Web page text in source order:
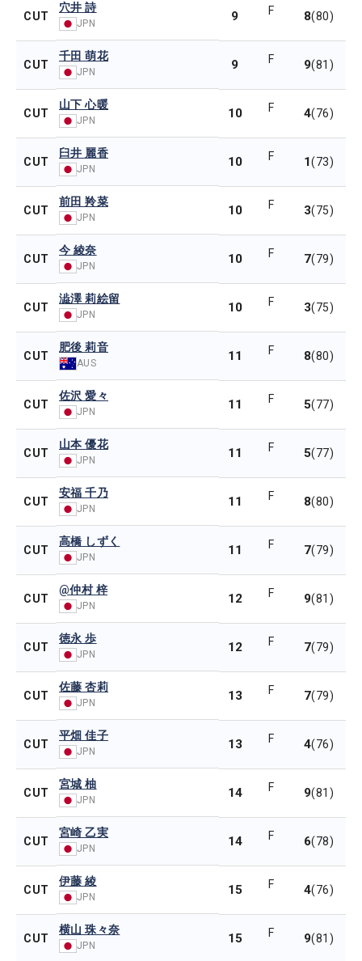
CUT
穴井 詩
JPN 9 F 8(80)
CUT
千田 萌花
JPN 9 F 9(81)
CUT
山下 心暖
JPN 10 F 4(76)
CUT
臼井 麗香
JPN 10 F 1(73)
CUT
前田 羚菜
JPN 10 F 3(75)
CUT
今 綾奈
JPN 10 F 7(79)
CUT
澁澤 莉絵留
JPN 10 F 3(75)
CUT
肥後 莉音
AUS 11 F 8(80)
CUT
佐沢 愛々
JPN 11 F 5(77)
CUT
山本 優花
JPN 11 F 5(77)
CUT
安福 千乃
JPN 11 F 8(80)
CUT
高橋 しずく
JPN 11 F 7(79)
CUT
@仲村 梓
JPN 12 F 9(81)
CUT
徳永 歩
JPN 12 F 7(79)
CUT
佐藤 杏莉
JPN 13 F 7(79)
CUT
平畑 佳子
JPN 13 F 4(76)
CUT
宮城 柚
JPN 14 F 9(81)
CUT
宮崎 乙実
JPN 14 F 6(78)
CUT
伊藤 綾
JPN 15 F 4(76)
CUT
横山 珠々奈
JPN 15 F 9(81)